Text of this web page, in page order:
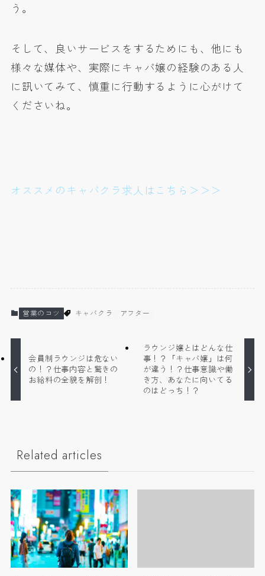
う。
そして、良いサービスをするためにも、他にも
様々な媒体や、実際にキャバ嬢の経験のある人
に訊いてみて、慎重に行動するように心がけて
くださいね。
オススメのキャバクラ求人はこちら＞＞＞
営業のコツ キャバクラ アフター
会員制ラウンジは危ない
の！？仕事内容と驚きの
お給料の全貌を解剖！
ラウンジ嬢とはどんな仕
事！？「キャバ嬢」は何
が違う！？仕事意識や働
き方、あなたに向いてる
のはどっち！？
Related articles